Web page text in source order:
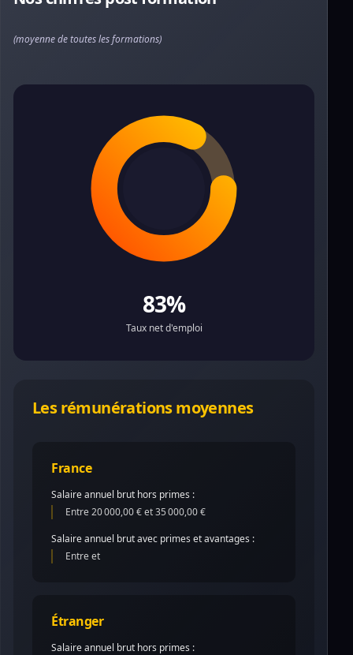
(moyenne de toutes les formations)
83%
Taux net d'emploi
Les rémunérations moyennes
France
Salaire annuel brut hors primes :
Entre 20 000,00 € et 35 000,00 €
Salaire annuel brut avec primes et avantages :
Entre et
Étranger
Salaire annuel brut hors primes :